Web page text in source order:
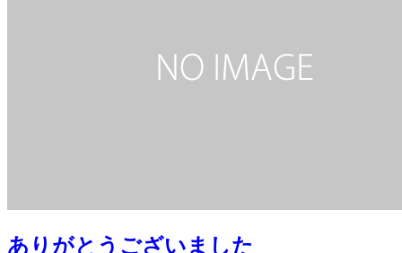
ありがとうございました